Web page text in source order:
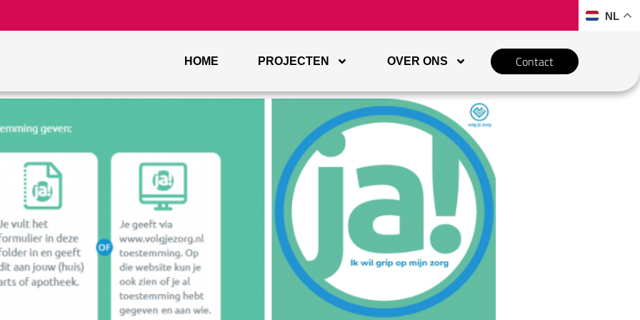
NL
HOME PROJECTEN OVER ONS Contact